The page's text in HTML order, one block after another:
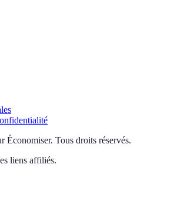
Économiser. Tous droits réservés.
liens affiliés.